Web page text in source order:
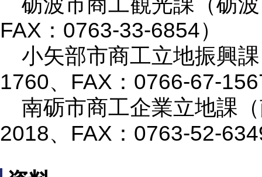
FAX：0763-33-6854）
小矢部市商工立地振興
1760、FAX：0766-67-
南砺市商工企業立地課
2018、FAX：0763-52-